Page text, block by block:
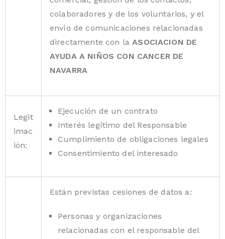
colaboradores y de los voluntarios, y el
envío de comunicaciones relacionadas
directamente con laASOCIACION DE
AYUDA A NIÑOS CON CANCER DE
NAVARRA
Legit
imac
ión:
Ejecución de un contrato
Interés legítimo del Responsable
Cumplimiento de obligaciones legales
Consentimiento del interesado
Están previstas cesiones de datos a:
Personas y organizaciones
relacionadas con el responsable del